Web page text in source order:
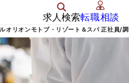
求人検索転職相談
オリオンモトブ・リゾート＆スパ 正社員/